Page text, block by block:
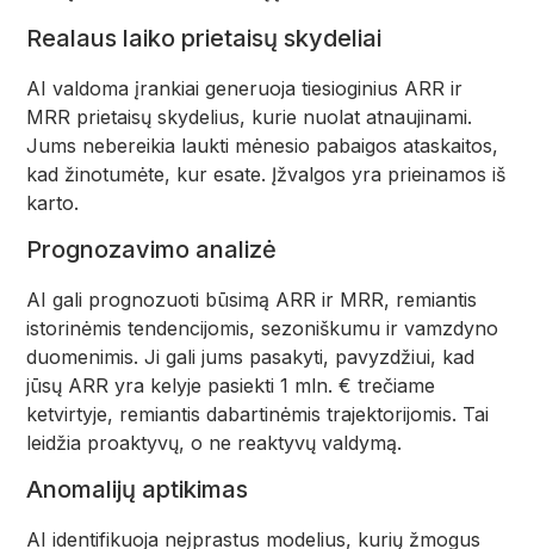
Realaus laiko prietaisų skydeliai
AI valdoma įrankiai generuoja tiesioginius ARR ir
MRR prietaisų skydelius, kurie nuolat atnaujinami.
Jums nebereikia laukti mėnesio pabaigos ataskaitos,
kad žinotumėte, kur esate. Įžvalgos yra prieinamos iš
karto.
Prognozavimo analizė
AI gali prognozuoti būsimą ARR ir MRR, remiantis
istorinėmis tendencijomis, sezoniškumu ir vamzdyno
duomenimis. Ji gali jums pasakyti, pavyzdžiui, kad
jūsų ARR yra kelyje pasiekti 1 mln. € trečiame
ketvirtyje, remiantis dabartinėmis trajektorijomis. Tai
leidžia proaktyvų, o ne reaktyvų valdymą.
Anomalijų aptikimas
AI identifikuoja neįprastus modelius, kurių žmogus